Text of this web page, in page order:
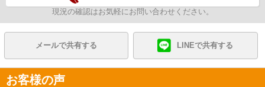
現況の確認はお気軽にお問い合わせください。
メールで共有する LINEで共有する
お客様の声